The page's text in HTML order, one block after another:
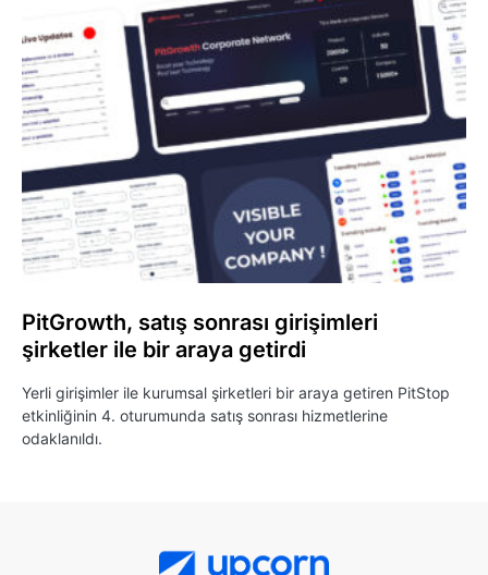
PitGrowth, satış sonrası girişimleri
şirketler ile bir araya getirdi
Yerli girişimler ile kurumsal şirketleri bir araya getiren PitStop
etkinliğinin 4. oturumunda satış sonrası hizmetlerine
odaklanıldı.